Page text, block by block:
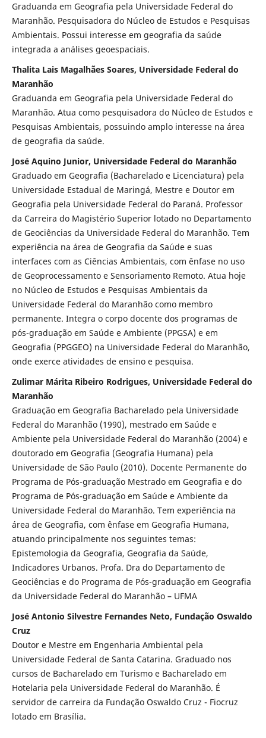
Graduanda em Geografia pela Universidade Federal do
Maranhão. Pesquisadora do Núcleo de Estudos e Pesquisas
Ambientais. Possui interesse em geografia da saúde
integrada a análises geoespaciais.
Thalita Lais Magalhães Soares, Universidade Federal do
Maranhão
Graduanda em Geografia pela Universidade Federal do
Maranhão. Atua como pesquisadora do Núcleo de Estudos e
Pesquisas Ambientais, possuindo amplo interesse na área
de geografia da saúde.
José Aquino Junior, Universidade Federal do Maranhão
Graduado em Geografia (Bacharelado e Licenciatura) pela
Universidade Estadual de Maringá, Mestre e Doutor em
Geografia pela Universidade Federal do Paraná. Professor
da Carreira do Magistério Superior lotado no Departamento
de Geociências da Universidade Federal do Maranhão. Tem
experiência na área de Geografia da Saúde e suas
interfaces com as Ciências Ambientais, com ênfase no uso
de Geoprocessamento e Sensoriamento Remoto. Atua hoje
no Núcleo de Estudos e Pesquisas Ambientais da
Universidade Federal do Maranhão como membro
permanente. Integra o corpo docente dos programas de
pós-graduação em Saúde e Ambiente (PPGSA) e em
Geografia (PPGGEO) na Universidade Federal do Maranhão,
onde exerce atividades de ensino e pesquisa.
Zulimar Márita Ribeiro Rodrigues, Universidade Federal do
Maranhão
Graduação em Geografia Bacharelado pela Universidade
Federal do Maranhão (1990), mestrado em Saúde e
Ambiente pela Universidade Federal do Maranhão (2004) e
doutorado em Geografia (Geografia Humana) pela
Universidade de São Paulo (2010). Docente Permanente do
Programa de Pós-graduação Mestrado em Geografia e do
Programa de Pós-graduação em Saúde e Ambiente da
Universidade Federal do Maranhão. Tem experiência na
área de Geografia, com ênfase em Geografia Humana,
atuando principalmente nos seguintes temas:
Epistemologia da Geografia, Geografia da Saúde,
Indicadores Urbanos. Profa. Dra do Departamento de
Geociências e do Programa de Pós-graduação em Geografia
da Universidade Federal do Maranhão – UFMA
José Antonio Silvestre Fernandes Neto, Fundação Oswaldo
Cruz
Doutor e Mestre em Engenharia Ambiental pela
Universidade Federal de Santa Catarina. Graduado nos
cursos de Bacharelado em Turismo e Bacharelado em
Hotelaria pela Universidade Federal do Maranhão. É
servidor de carreira da Fundação Oswaldo Cruz - Fiocruz
lotado em Brasília.